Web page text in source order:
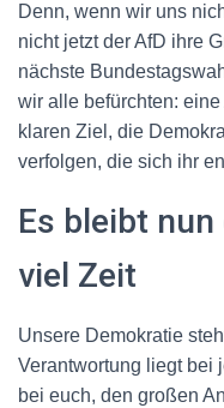
Denn, wenn wir uns
nicht jetzt der AfD ihre
nächste
wir alle befürchten:
klaren Ziel, die
verfolgen, die sich ihr
Es bleibt
viel Zeit
Unsere Demokratie
Verantwortung liegt bei
bei euch, den großen